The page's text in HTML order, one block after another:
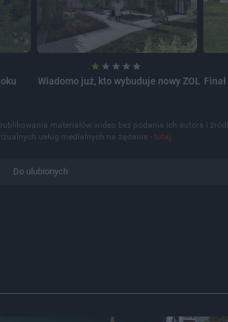
Wiadomo już, kto wybuduje nowy ZOL
materiałów wideo bez podania ich autora i
usług medialnych na żądanie -tutaj.
Do ulubionych